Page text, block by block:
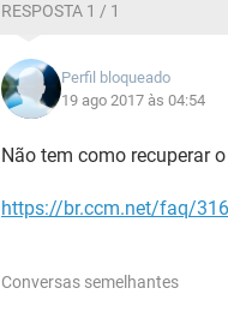
RESPOSTA 1 / 1
Perfil bloqueado
19 ago 2017 às 04:54
Não tem como recuperar
https://br.ccm.net/faq/
Conversas semelhantes